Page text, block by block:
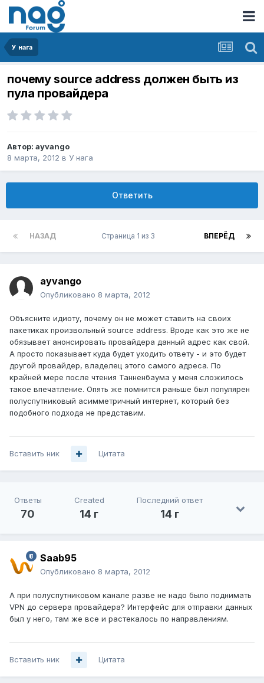
У нага
почему source address должен быть из
пула провайдера
Автор: ayvango
8 марта, 2012 в У нага
Ответить
НАЗАД ВПЕРЁД
Страница 1 из 3
ayvango
Опубликовано 8 марта, 2012
Объясните идиоту, почему он не может ставить на своих
пакетиках произвольный source address. Вроде как это же не
обязывает анонсировать провайдера данный адрес как свой.
А просто показывает куда будет уходить ответу - и это будет
другой провайдер, владелец этого самого адреса. По
крайней мере после чтения Танненбаума у меня сложилось
такое впечатление. Опять же помнится раньше был популярен
полуспутниковый асимметричный интернет, который без
подобного подхода не представим.
Вставить ник Цитата
Ответы
70
Created
14 г
Последний ответ
14 г
Saab95
Опубликовано 8 марта, 2012
А при полуспутниковом канале разве не надо было поднимать
VPN до сервера провайдера? Интерфейс для отправки данных
был у него, там же все и растекалось по направлениям.
Вставить ник Цитата